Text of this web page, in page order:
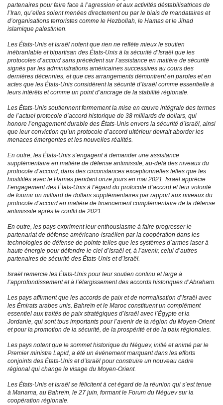
partenaires pour faire face à l’agression et aux activités déstabilisatrices de
l’Iran, qu’elles soient menées directement ou par le biais de mandataires et
d’organisations terroristes comme le Hezbollah, le Hamas et le Jihad
islamique palestinien.
Les États-Unis et Israël notent que rien ne reflète mieux le soutien
inébranlable et bipartisan des États-Unis à la sécurité d’Israël que les
protocoles d’accord sans précédent sur l’assistance en matière de sécurité
signés par les administrations américaines successives au cours des
dernières décennies, et que ces arrangements démontrent en paroles et en
actes que les États-Unis considèrent la sécurité d’Israël comme essentielle à
leurs intérêts et comme un point d’ancrage de la stabilité régionale.
Les États-Unis soutiennent fermement la mise en œuvre intégrale des termes
de l’actuel protocole d’accord historique de 38 milliards de dollars, qui
honore l’engagement durable des États-Unis envers la sécurité d’Israël, ainsi
que leur conviction qu’un protocole d’accord ultérieur devrait aborder les
menaces émergentes et les nouvelles réalités.
En outre, les États-Unis s’engagent à demander une assistance
supplémentaire en matière de défense antimissile, au-delà des niveaux du
protocole d’accord, dans des circonstances exceptionnelles telles que les
hostilités avec le Hamas pendant onze jours en mai 2021. Israël apprécie
l’engagement des États-Unis à l’égard du protocole d’accord et leur volonté
de fournir un milliard de dollars supplémentaires par rapport aux niveaux du
protocole d’accord en matière de financement complémentaire de la défense
antimissile après le conflit de 2021.
En outre, les pays expriment leur enthousiasme à faire progresser le
partenariat de défense américano-israélien par la coopération dans les
technologies de défense de pointe telles que les systèmes d’armes laser à
haute énergie pour défendre le ciel d’Israël et, à l’avenir, celui d’autres
partenaires de sécurité des États-Unis et d’Israël.
Israël remercie les États-Unis pour leur soutien continu et large à
l’approfondissement et à l’élargissement des accords historiques d’Abraham.
Les pays affirment que les accords de paix et de normalisation d’Israël avec
les Émirats arabes unis, Bahreïn et le Maroc constituent un complément
essentiel aux traités de paix stratégiques d’Israël avec l’Égypte et la
Jordanie, qui sont tous importants pour l’avenir de la région du Moyen-Orient
et pour la promotion de la sécurité, de la prospérité et de la paix régionales.
Les pays notent que le sommet historique du Néguev, initié et animé par le
Premier ministre Lapid, a été un événement marquant dans les efforts
conjoints des États-Unis et d’Israël pour construire un nouveau cadre
régional qui change le visage du Moyen-Orient.
Les États-Unis et Israël se félicitent à cet égard de la réunion qui s’est tenue
à Manama, au Bahreïn, le 27 juin, formant le Forum du Néguev sur la
coopération régionale.